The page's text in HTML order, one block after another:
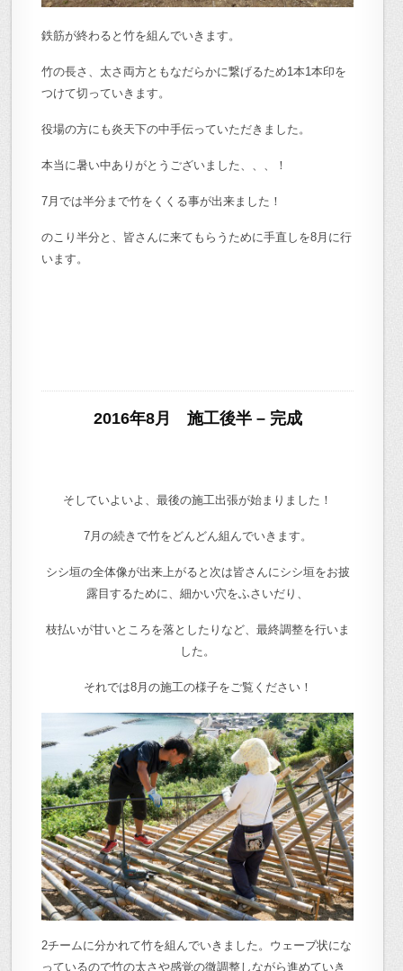
鉄筋が終わると竹を組んでいきます。
竹の長さ、太さ両方ともなだらかに繋げるため1本1本印を
つけて切っていきます。
役場の方にも炎天下の中手伝っていただきました。
本当に暑い中ありがとうございました、、、！
7月では半分まで竹をくくる事が出来ました！
のこり半分と、皆さんに来てもらうために手直しを8月に行
います。
2016年8月 施工後半 – 完成
そしていよいよ、最後の施工出張が始まりました！
7月の続きで竹をどんどん組んでいきます。
シシ垣の全体像が出来上がると次は皆さんにシシ垣をお披
露目するために、細かい穴をふさいだり、
枝払いが甘いところを落としたりなど、最終調整を行いま
した。
それでは8月の施工の様子をご覧ください！
2チームに分かれて竹を組んでいきました。ウェーブ状にな
っているので竹の太さや感覚の微調整しながら進めていき